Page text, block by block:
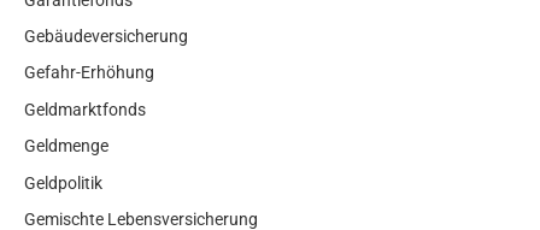
Gebäudeversicherung
Gefahr-Erhöhung
Geldmarktfonds
Geldmenge
Geldpolitik
Gemischte Lebensversicherung